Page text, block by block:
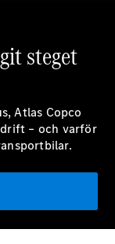
steget
Atlas Copco
– och varför